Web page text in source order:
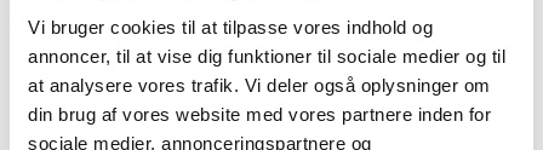
Vi bruger cookies til at tilpasse vores indhold og
annoncer, til at vise dig funktioner til sociale medier og til
at analysere vores trafik. Vi deler også oplysninger om
din brug af vores website med vores partnere inden for
sociale medier, annonceringspartnere og
Inspiration
Inspiration
Private
Business